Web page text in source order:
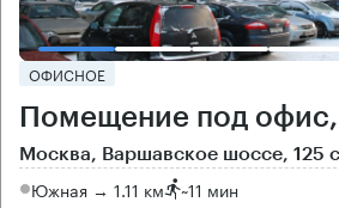
ОФИСНОЕ
Помещение под офис,
Москва, Варшавское шоссе, 125
Южная → 1.11 км ~11 мин